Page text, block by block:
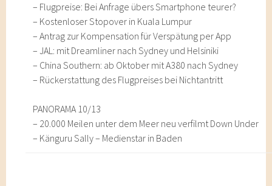
– Flugpreise: Bei Anfrage übers Smartphone teurer?
– Kostenloser Stopover in Kuala Lumpur
– Antrag zur Kompensation für Verspätung per App
– JAL: mit Dreamliner nach Sydney und Helsiniki
– China Southern: ab Oktober mit A380 nach Sydney
– Rückerstattung des Flugpreises bei Nichtantritt
PANORAMA 10/13
– 20.000 Meilen unter dem Meer neu verfilmt Down Under
– Känguru Sally – Medienstar in Baden